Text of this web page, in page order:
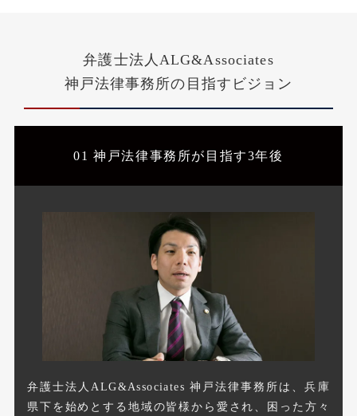
弁護士法人ALG&Associates
神戸法律事務所の 目指すビジョン
01 神戸法律事務所が目指す3年後
弁護士法人ALG&Associates 神戸法律事務所は、兵庫
県下を始めとする地域の皆様から愛され、困った方々